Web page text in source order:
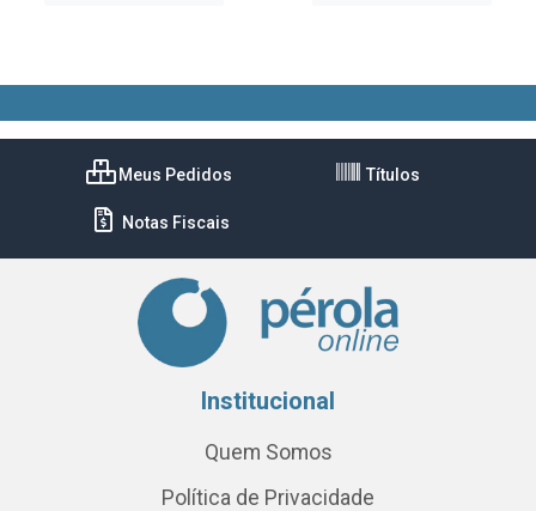
Meus Pedidos Títulos
Notas Fiscais
Institucional
Quem Somos
Política de Privacidade